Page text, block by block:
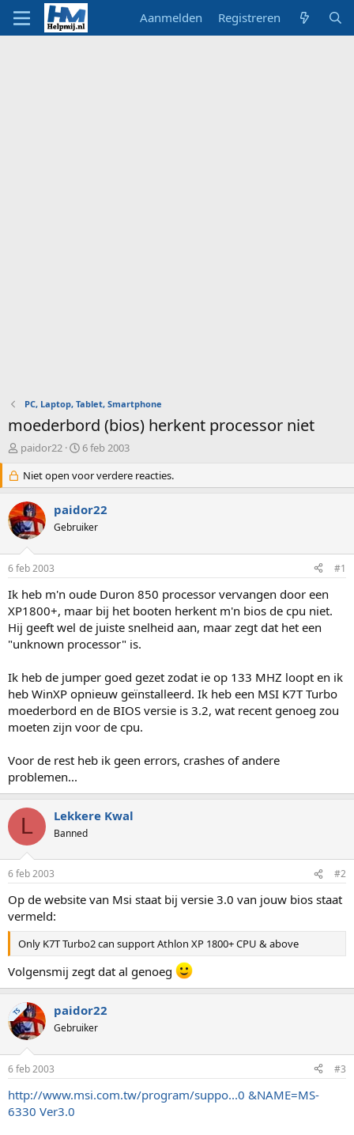
Aanmelden Registreren
PC, Laptop, Tablet, Smartphone
moederbord (bios) herkent processor niet
O
d
e
r
w
e
p
s
t
a
t
e
paidor22
S
a
r
d
a
m
6 feb 2003
Niet open voor verdere reacties.
paidor22
Gebruiker
6 feb 2003 #1
Ik heb m'n oude Duron 850 processor vervangen door een
XP1800+, maar bij het booten herkent m'n bios de cpu niet.
Hij geeft wel de juiste snelheid aan, maar zegt dat het een
"unknown processor" is.
Ik heb de jumper goed gezet zodat ie op 133 MHZ loopt en ik
heb WinXP opnieuw geïnstalleerd. Ik heb een MSI K7T Turbo
moederbord en de BIOS versie is 3.2, wat recent genoeg zou
moeten zijn voor de cpu.
Voor de rest heb ik geen errors, crashes of andere
problemen...
L Lekkere Kwal
Banned
6 feb 2003 #2
Op de website van Msi staat bij versie 3.0 van jouw bios staat
vermeld:
Only K7T Turbo2 can support Athlon XP 1800+ CPU & above
Volgensmij zegt dat al genoeg
TS paidor22
Gebruiker
6 feb 2003 #3
http://www.msi.com.tw/program/suppo...0 &NAME=MS-
6330 Ver3.0